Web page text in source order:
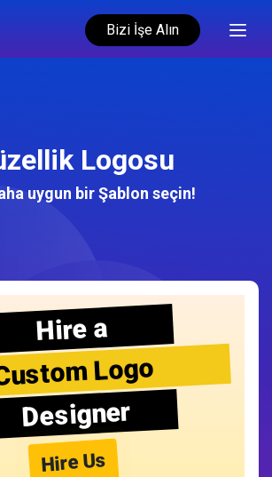
Bizi İşe Alın
Logosu
uygun bir Şablon seçin!
Hire a
Logo
Designer
Hire Us